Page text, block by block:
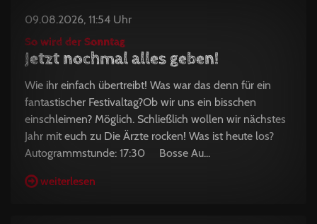
09.08.2026, 11:54 Uhr
So wird der Sonntag
Jetzt nochmal alles geben!
Wie ihr einfach übertreibt! Was war das denn für ein
fantastischer Festivaltag?Ob wir uns ein bisschen
einschleimen? Möglich. Schließlich wollen wir nächstes
Jahr mit euch zu Die Ärzte rocken! Was ist heute los?
Autogrammstunde: 17:30 Bosse Au...
weiterlesen